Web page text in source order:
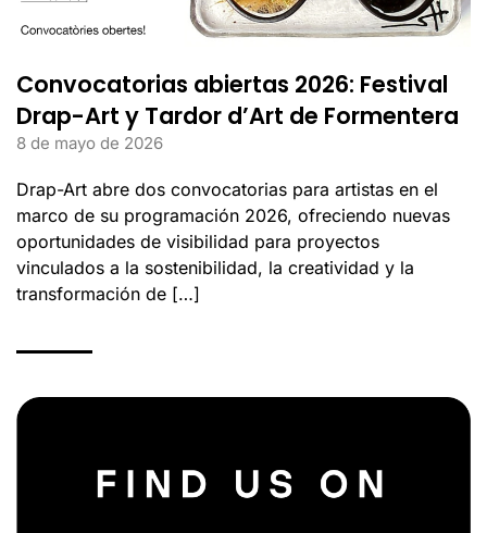
Convocatorias abiertas 2026: Festival
Drap-Art y Tardor d’Art de Formentera
8 de mayo de 2026
Drap-Art abre dos convocatorias para artistas en el
marco de su programación 2026, ofreciendo nuevas
oportunidades de visibilidad para proyectos
vinculados a la sostenibilidad, la creatividad y la
transformación de […]